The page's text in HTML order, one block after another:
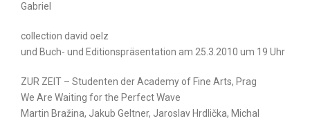
Gabriel
collection david oelz
und Buch- und Editionspräsentation am 25.3.2010 um 19 Uhr
ZUR ZEIT – Studenten der Academy of Fine Arts, Prag
We Are Waiting for the Perfect Wave
Martin Bražina, Jakub Geltner, Jaroslav Hrdlička, Michal